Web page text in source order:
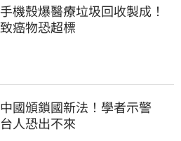
手機殼爆醫療垃圾回收製成！
致癌物恐超標
中國頒鎖國新法！學者示警
台人恐出不來